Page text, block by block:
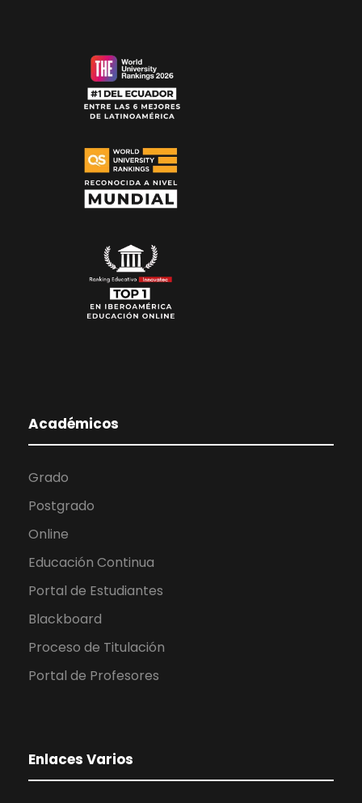
Académicos
Grado
Postgrado
Online
Educación Continua
Portal de Estudiantes
Blackboard
Proceso de Titulación
Portal de Profesores
Enlaces Varios